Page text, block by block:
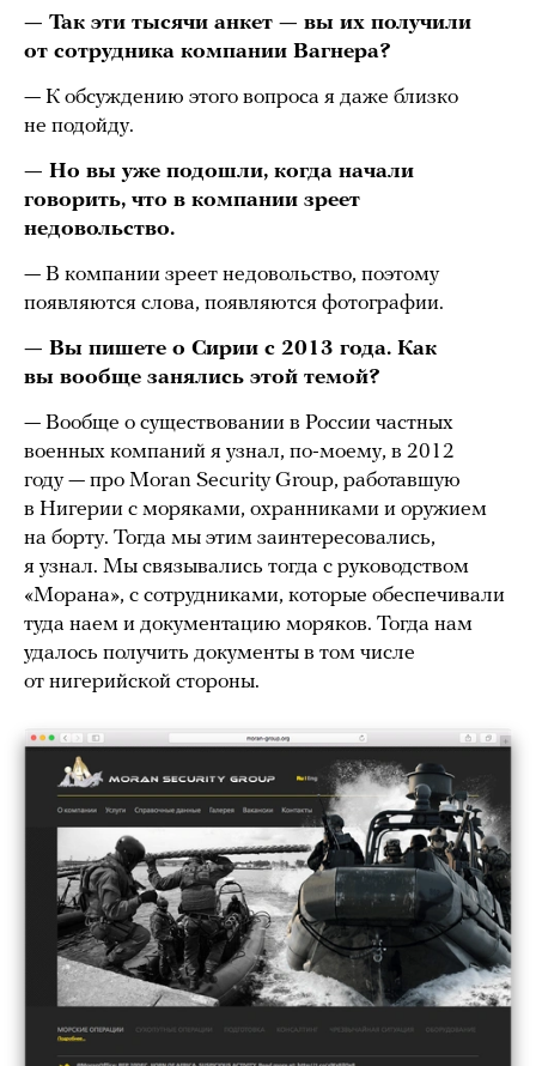
— Так эти тысячи анкет — вы их получили
от сотрудника компании Вагнера?
— К обсуждению этого вопроса я даже близко
не подойду.
— Но вы уже подошли, когда начали
говорить, что в компании зреет
недовольство.
— В компании зреет недовольство, поэтому
появляются слова, появляются фотографии.
— Вы пишете о Сирии с 2013 года. Как
вы вообще занялись этой темой?
— Вообще о существовании в России частных
военных компаний я узнал, по-моему, в 2012
году — про Moran Security Group, работавшую
в Нигерии с моряками, охранниками и оружием
на борту. Тогда мы этим заинтересовались,
я узнал. Мы связывались тогда с руководством
«Морана», с сотрудниками, которые обеспечивали
туда наем и документацию моряков. Тогда нам
удалось получить документы в том числе
от нигерийской стороны.